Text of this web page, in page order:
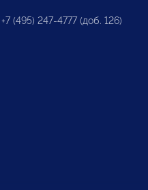
+7 (495) 247-4777 (доб. 126)